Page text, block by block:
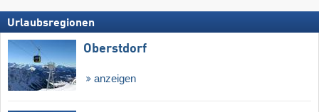
Urlaubsregionen
Oberstdorf
anzeigen